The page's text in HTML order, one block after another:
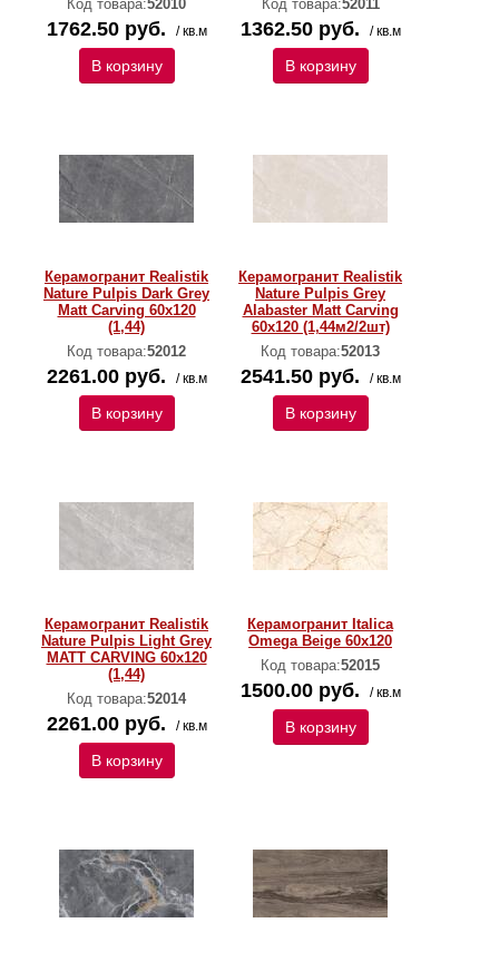
Код товара:52010
1762.50 руб. / кв.м
В корзину
Код товара:52011
1362.50 руб. / кв.м
В корзину
Керамогранит Realistik
Nature Pulpis Dark Grey
Matt Carving 60x120
(1,44)
Код товара:52012
2261.00 руб. / кв.м
В корзину
Керамогранит Realistik
Nature Pulpis Grey
Alabaster Matt Carving
60x120 (1,44м2/2шт)
Код товара:52013
2541.50 руб. / кв.м
В корзину
Керамогранит Realistik
Nature Pulpis Light Grey
MATT CARVING 60х120
(1,44)
Код товара:52014
2261.00 руб. / кв.м
В корзину
Керамогранит Italica
Omega Beige 60x120
Код товара:52015
1500.00 руб. / кв.м
В корзину